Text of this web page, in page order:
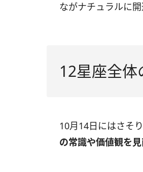
ながナチュラルに
12星座全
10月14日にはさそ
の常識や価値観を